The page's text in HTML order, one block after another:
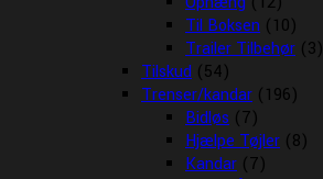
Til Boksen (10)
Trailer Tilbehør (3)
Tilskud (54)
Trenser/kandar (196)
Bidløs (7)
Hjælpe Tøjler (8)
Kandar (7)